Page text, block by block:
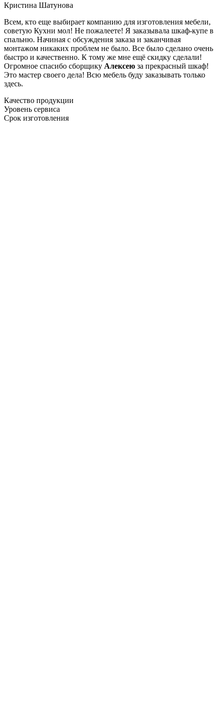
Кристина Шатунова
Всем, кто еще выбирает компанию для изготовления мебели,
советую Кухни мол! Не пожалеете! Я заказывала шкаф-купе в
спальню. Начиная с обсуждения заказа и заканчивая
монтажом никаких проблем не было. Все было сделано очень
быстро и качественно. К тому же мне ещё скидку сделали!
Огромное спасибо сборщику Алексею за прекрасный шкаф!
Это мастер своего дела! Всю мебель буду заказывать только
здесь.
Качество продукции
Уровень сервиса
Срок изготовления